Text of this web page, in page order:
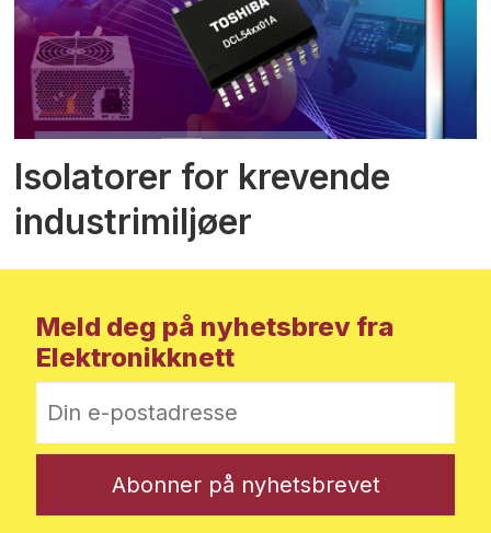
Isolatorer for krevende
industrimiljøer
Meld deg på nyhetsbrev fra
Elektronikknett